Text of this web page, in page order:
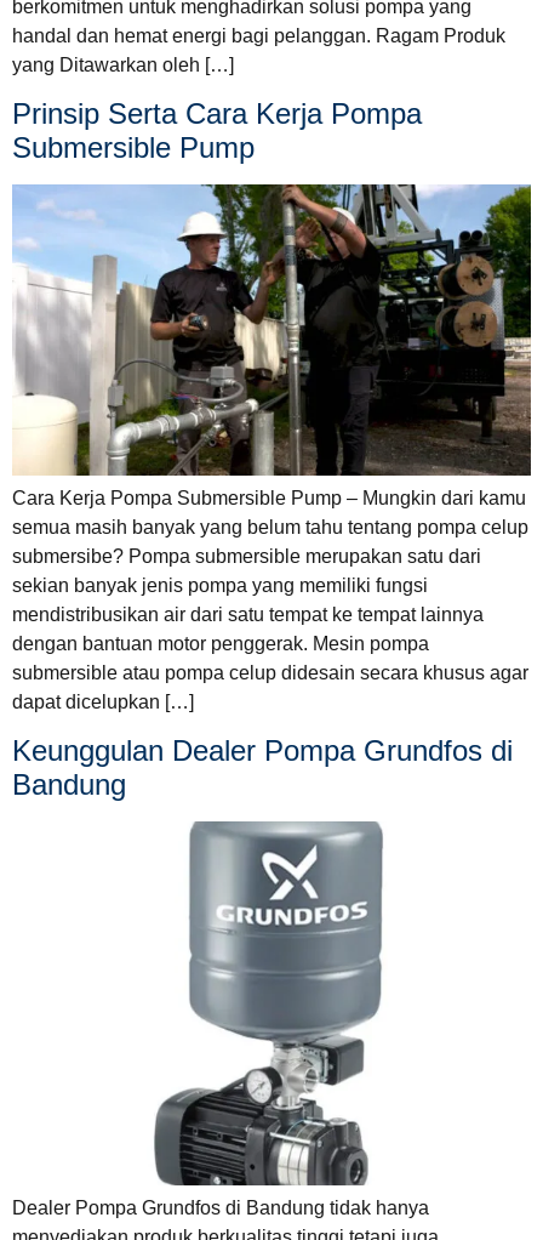
berkomitmen untuk menghadirkan solusi pompa yang
handal dan hemat energi bagi pelanggan. Ragam Produk
yang Ditawarkan oleh […]
Prinsip Serta Cara Kerja Pompa
Submersible Pump
Cara Kerja Pompa Submersible Pump – Mungkin dari kamu
semua masih banyak yang belum tahu tentang pompa celup
submersibe? Pompa submersible merupakan satu dari
sekian banyak jenis pompa yang memiliki fungsi
mendistribusikan air dari satu tempat ke tempat lainnya
dengan bantuan motor penggerak. Mesin pompa
submersible atau pompa celup didesain secara khusus agar
dapat dicelupkan […]
Keunggulan Dealer Pompa Grundfos di
Bandung
Dealer Pompa Grundfos di Bandung tidak hanya